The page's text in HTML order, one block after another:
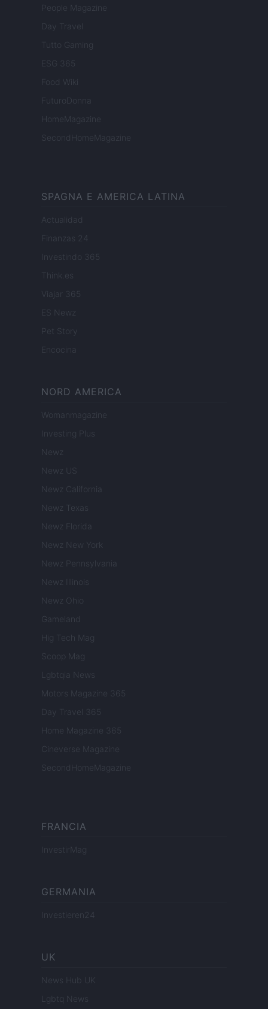
People Magazine
Day Travel
Tutto Gaming
ESG 365
Food Wiki
FuturoDonna
HomeMagazine
SecondHomeMagazine
SPAGNA E AMERICA LATINA
Actualidad
Finanzas 24
Investindo 365
Think.es
Viajar 365
ES Newz
Pet Story
Encocina
NORD AMERICA
Womanmagazine
Investing Plus
Newz
Newz US
Newz California
Newz Texas
Newz Florida
Newz New York
Newz Pennsylvania
Newz Illinois
Newz Ohio
Gameland
Hig Tech Mag
Scoop Mag
Lgbtqia News
Motors Magazine 365
Day Travel 365
Home Magazine 365
Cineverse Magazine
SecondHomeMagazine
FRANCIA
InvestirMag
GERMANIA
Investieren24
UK
News Hub UK
Lgbtq News